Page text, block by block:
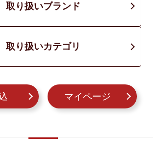
取り扱いブランド
取り扱いカテゴリ
マイページ